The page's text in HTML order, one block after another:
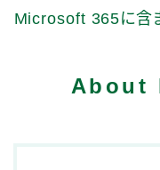
#2817 (タイトルなし
Microsoft 365に含
About